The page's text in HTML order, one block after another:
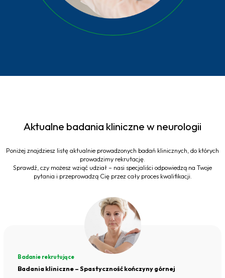
Aktualne badania kliniczne w neurologii
Poniżej znajdziesz listę aktualnie prowadzonych badań klinicznych, do których
prowadzimy rekrutację.
Sprawdź, czy możesz wziąć udział – nasi specjaliści odpowiedzą na Twoje
pytania i przeprowadzą Cię przez cały proces kwalifikacji.
Badanie rekrutujące
Badania kliniczne – Spastyczność kończyny górnej